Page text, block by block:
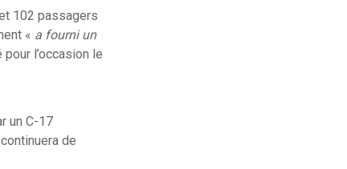
102 passagers
« a fourni un
l’occasion le
un C-17
de